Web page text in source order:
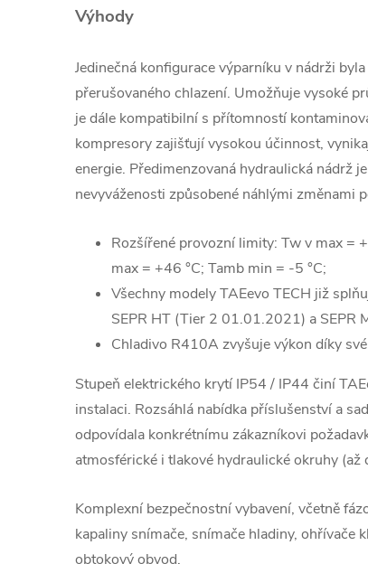
Výhody
Jedinečná konfigurace výparníku v nádrži
přerušovaného chlazení. Umožňuje vysoké
jedále kompatibilní s přítomností
kompresory zajišťují vysokou účinnost,
energie. Předimenzovaná hydraulická nádrž
nevyváženosti způsobené náhlými změnami
Rozšířené provozní limity: Tw v max =
max = +46 °C; Tamb min = -5 °C;
Všechny modely TAEevo TECH již
SEPR HT (Tier 2 01.01.2021) a SEPR
Chladivo R410A zvyšuje výkon díky
Stupeň elektrického krytí IP54 / IP44 činí
instalaci. Rozsáhlá nabídka příslušenství a
odpovídala konkrétnímu zákazníkovi
atmosférické i tlakové hydraulické okruhy (až
Komplexní bezpečnostní vybavení, včetně
kapaliny snímače, snímače hladiny, ohřívače
obtokový obvod.